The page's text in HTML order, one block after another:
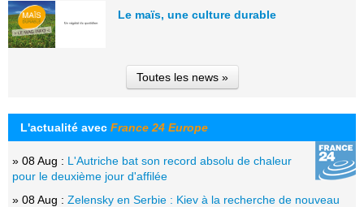
Le maïs, une culture durable
Toutes les news »
L'actualité avec France 24 Europe
» 08 Aug : L'Autriche bat son record absolu de chaleur
pour le deuxième jour d'affilée
» 08 Aug : Zelensky en Serbie : Kiev à la recherche de nouveau